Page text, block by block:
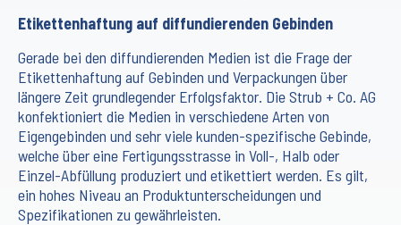
Etikettenhaftung auf diffundierenden Gebinden
Gerade bei den diffundierenden Medien ist die Frage der
Etikettenhaftung auf Gebinden und Verpackungen über
längere Zeit grundlegender Erfolgsfaktor. Die Strub + Co. AG
konfektioniert die Medien in verschiedene Arten von
Eigengebinden und sehr viele kunden-spezifische Gebinde,
welche über eine Fertigungsstrasse in Voll-, Halb oder
Einzel-Abfüllung produziert und etikettiert werden. Es gilt,
ein hohes Niveau an Produktunterscheidungen und
Spezifikationen zu gewährleisten.